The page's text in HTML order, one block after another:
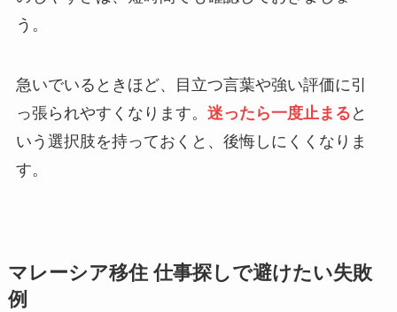
う。
急いでいるときほど、目立つ言葉や強い評価に引
っ張られやすくなります。 迷ったら一度止まる と
いう選択肢を持っておくと、後悔しにくくなりま
す。
マレーシア移住 仕事探しで避けたい失敗
例